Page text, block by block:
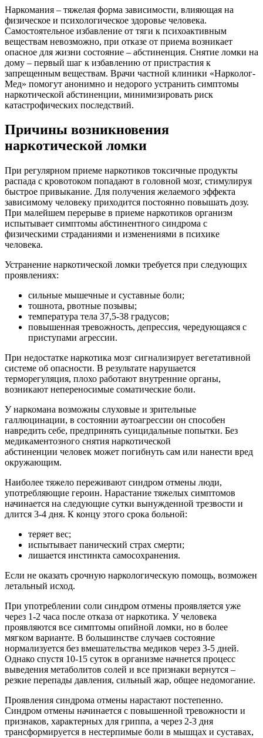
Наркомания – тяжелая форма зависимости, влияющая на
физическое и психологическое здоровье человека.
Самостоятельное избавление от тяги к психоактивным
веществам невозможно, при отказе от приема возникает
опасное для жизни состояние – абстиненция. Снятие ломки на
дому – первый шаг к избавлению от пристрастия к
запрещенным веществам. Врачи частной клиники «Нарколог-
Мед» помогут анонимно и недорого устранить симптомы
наркотической абстиненции, минимизировать риск
катастрофических последствий.
Причины возникновения
наркотической ломки
При регулярном приеме наркотиков токсичные продукты
распада с кровотоком попадают в головной мозг, стимулируя
быстрое привыкание. Для получения желаемого эффекта
зависимому человеку приходится постоянно повышать дозу.
При малейшем перерыве в приеме наркотиков организм
испытывает симптомы абстинентного синдрома с
физическими страданиями и изменениями в психике
человека.
Устранение наркотической ломки требуется при следующих
проявлениях:
сильные мышечные и суставные боли;
тошнота, рвотные позывы;
температура тела 37,5-38 градусов;
повышенная тревожность, депрессия, чередующаяся с
приступами агрессии.
При недостатке наркотика мозг сигнализирует вегетативной
системе об опасности. В результате нарушается
терморегуляция, плохо работают внутренние органы,
возникают непереносимые соматические боли.
У наркомана возможны слуховые и зрительные
галлюцинации, в состоянии аутоагрессии он способен
навредить себе, предпринять суицидальные попытки. Без
медикаментозного снятия наркотической
абстиненции человек может погибнуть сам или нанести вред
окружающим.
Наиболее тяжело переживают синдром отмены люди,
употребляющие героин. Нарастание тяжелых симптомов
начинается на следующие сутки вынужденной трезвости и
длится 3-4 дня. К концу этого срока больной:
теряет вес;
испытывает панический страх смерти;
лишается инстинкта самосохранения.
Если не оказать срочную наркологическую помощь, возможен
летальный исход.
При употреблении соли синдром отмены проявляется уже
через 1-2 часа после отказа от наркотика. У человека
проявляются все симптомы опийной ломки, но в более
мягком варианте. В большинстве случаев состояние
нормализуется без вмешательства медиков через 3-5 дней.
Однако спустя 10-15 суток в организме начнется процесс
выведения метаболитов солей и все признаки вернутся –
резкие перепады давления, сильный жар, общее недомогание.
Проявления синдрома отмены нарастают постепенно.
Синдром отмены начинается с повышенной тревожности и
признаков, характерных для гриппа, а через 2-3 дня
трансформируется в нестерпимые боли в мышцах и суставах,